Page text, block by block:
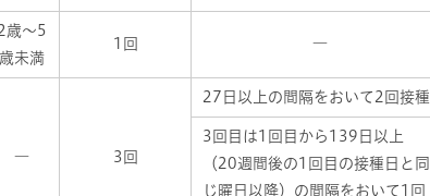
歳～5
歳未満
1回 ―
― 3回
27日以上の間隔をおいて2回接種
3回目は1回目から139日以上
（20週間後の1回目の接種日と同
じ曜日以降）の間隔をおいて1回